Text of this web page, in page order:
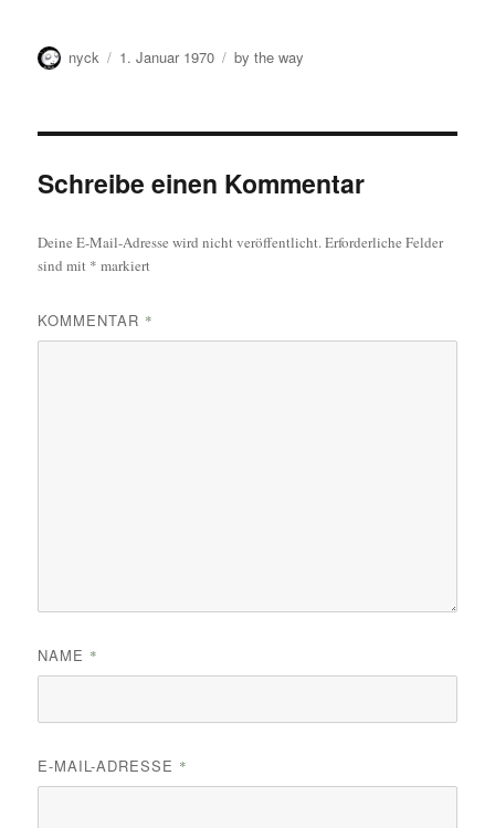
Autor
nyck
Veröffentlicht
1. Januar 1970 Kategorien
by the way
Schreibe einen Kommentar
Deine E-Mail-Adresse wird nicht veröffentlicht.Erforderliche Felder
sind mit * markiert
KOMMENTAR *
NAME *
E-MAIL-ADRESSE *